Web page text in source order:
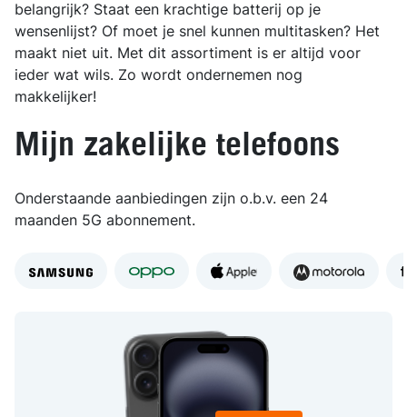
belangrijk? Staat een krachtige batterij op je
wensenlijst? Of moet je snel kunnen multitasken? Het
maakt niet uit. Met dit assortiment is er altijd voor
ieder wat wils. Zo wordt ondernemen nog
makkelijker!
Mijn zakelijke telefoons
Onderstaande aanbiedingen zijn o.b.v. een 24
maanden 5G abonnement.